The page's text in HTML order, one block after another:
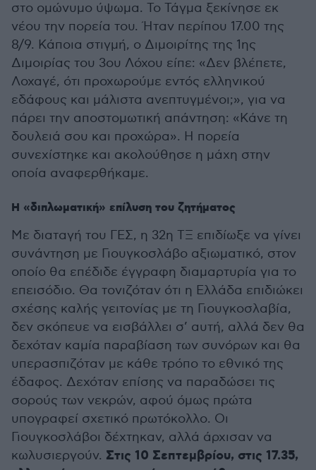
στο ομώνυμο ύψωμα. Το Τάγμα ξεκίνησε εκ
νέου την πορεία του. Ήταν περίπου 17.00 της
8/9. Κάποια στιγμή, ο Διμοιρίτης της 1ης
Διμοιρίας του 3ου Λόχου είπε: «Δεν βλέπετε,
Λοχαγέ, ότι προχωρούμε εντός ελληνικού
εδάφους και μάλιστα ανεπτυγμένοι;», για να
πάρει την αποστομωτική απάντηση: «Κάνε τη
δουλειά σου και προχώρα». Η πορεία
συνεχίστηκε και ακολούθησε η μάχη στην
οποία αναφερθήκαμε.
Η «διπλωματική» επίλυση του ζητήματος
Με διαταγή του ΓΕΣ, η 32η ΤΞ επιδίωξε να γίνει
συνάντηση με Γιουγκοσλάβο αξιωματικό, στον
οποίο θα επέδιδε έγγραφη διαμαρτυρία για το
επεισόδιο. Θα τονιζόταν ότι η Ελλάδα επιδιώκει
σχέσης καλής γειτονίας με τη Γιουγκοσλαβία,
δεν σκόπευε να εισβάλλει σ’ αυτή, αλλά δεν θα
δεχόταν καμία παραβίαση των συνόρων και θα
υπερασπιζόταν με κάθε τρόπο το εθνικό της
έδαφος. Δεχόταν επίσης να παραδώσει τις
σορούς των νεκρών, αφού όμως πρώτα
υπογραφεί σχετικό πρωτόκολλο. Οι
Γιουγκοσλάβοι δέχτηκαν, αλλά άρχισαν να
κωλυσιεργούν. Στις 10 Σεπτεμβρίου, στις 17.35,